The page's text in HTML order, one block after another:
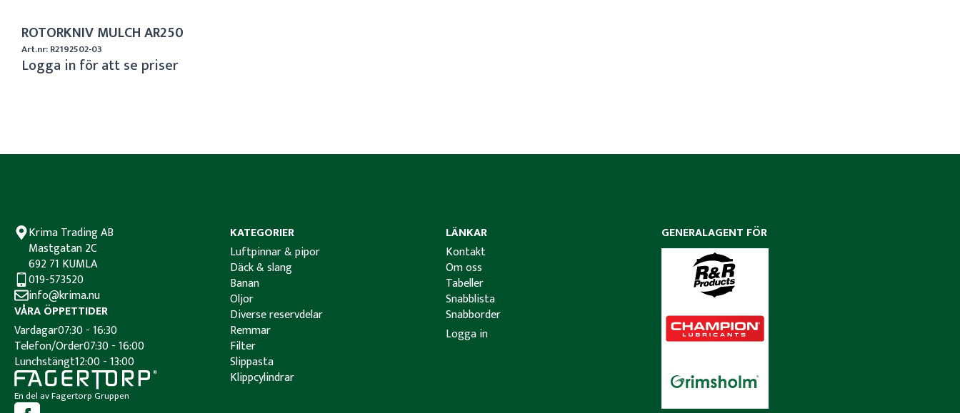
ROTORKNIV MULCH AR250
Art.nr: R2192502-03
Logga in för att se priser
Krima Trading AB
Mastgatan 2C
692 71 KUMLA
019-573520
info@krima.nu
VÅRA ÖPPETTIDER
Vardagar07:30 - 16:30
Telefon/Order07:30 - 16:00
Lunchstängt12:00 - 13:00
En del av Fagertorp Gruppen
KATEGORIER
Luftpinnar & pipor
Däck & slang
Banan
Oljor
Diverse reservdelar
Remmar
Filter
Slippasta
Klippcylindrar
LÄNKAR
Kontakt
Om oss
Tabeller
Snabblista
Snabborder
Logga in
GENERALAGENT FÖR